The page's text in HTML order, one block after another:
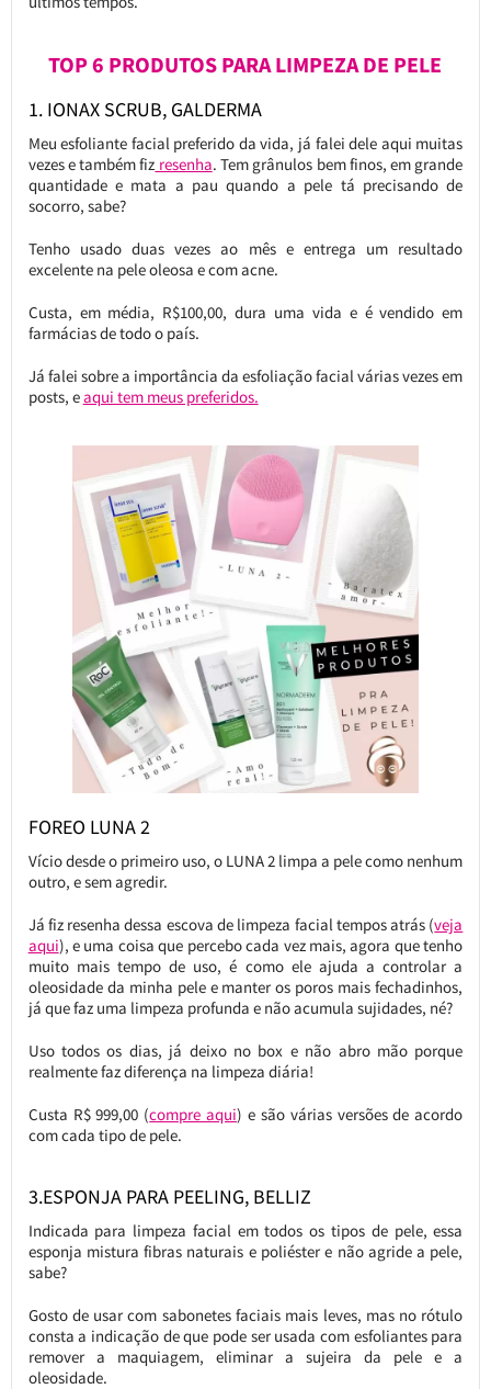
TOP 6 PRODUTOS PARA LIMPEZA DE PELE
1. IONAX SCRUB, GALDERMA
Meu esfoliante facial preferido da vida, já falei dele aqui muitas
vezes e também fiz resenha. Tem grânulos bem finos, em grande
quantidade e mata a pau quando a pele tá precisando de
socorro, sabe?
Tenho usado duas vezes ao mês e entrega um resultado
excelente na pele oleosa e com acne.
Custa, em média, R$100,00, dura uma vida e é vendido em
farmácias de todo o país.
Já falei sobre a importância da esfoliação facial várias vezes em
posts, eaqui tem meus preferidos.
FOREO LUNA 2
Vício desde o primeiro uso, o LUNA 2 limpa a pele como nenhum
outro, e sem agredir.
Já fiz resenha dessa escova de limpeza facial tempos atrás (veja
aqui), e uma coisa que percebo cada vez mais, agora que tenho
muito mais tempo de uso, é como ele ajuda a controlar a
oleosidade da minha pele e manter os poros mais fechadinhos,
já que faz uma limpeza profunda e não acumula sujidades, né?
Uso todos os dias, já deixo no box e não abro mão porque
realmente faz diferença na limpeza diária!
Custa R$ 999,00 (compre aqui) e são várias versões de acordo
com cada tipo de pele.
3.ESPONJA PARA PEELING, BELLIZ
Indicada para limpeza facial em todos os tipos de pele, essa
esponja mistura fibras naturais e poliéster e não agride a pele,
sabe?
Gosto de usar com sabonetes faciais mais leves, mas no rótulo
consta a indicação de que pode ser usada com esfoliantes para
remover a maquiagem, eliminar a sujeira da pele e a
oleosidade.